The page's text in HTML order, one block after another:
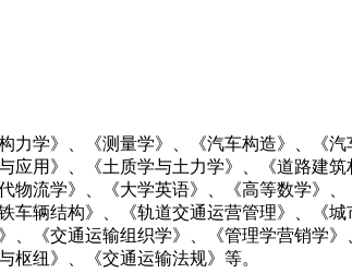
力学》、《测量学》、《汽车构造》、《
应用》、《土质学与土力学》、《道路
物流学》、《大学英语》、《高等数学》
车辆结构》、《轨道交通运营管理》、《
、《交通运输组织学》、《管理学营销学
枢纽》、《交通运输法规》等。